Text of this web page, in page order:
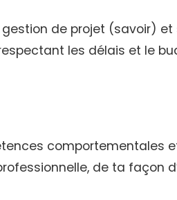
de projet (savoir) et
les délais et le
comportementales
de ta façon